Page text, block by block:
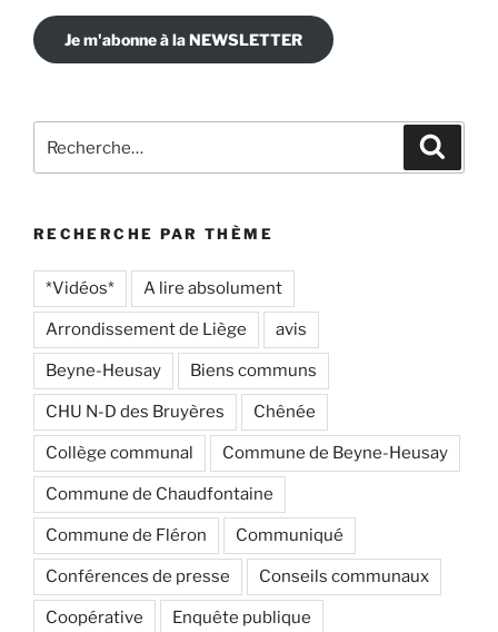
Je m'abonne à la NEWSLETTER
pour
RECHERCHE PAR THÈME
*Vidéos* A lire absolument
Arrondissement de Liège avis
Beyne-Heusay Biens communs
CHU N-D des Bruyères Chênée
Collège communal Commune de Beyne-Heusay
Commune de Chaudfontaine
Commune de Fléron Communiqué
Conférences de presse Conseils communaux
Coopérative Enquête publique